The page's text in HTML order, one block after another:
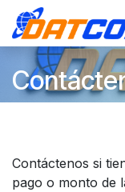
Ir al contenido
Contáctenos si
pago o monto de